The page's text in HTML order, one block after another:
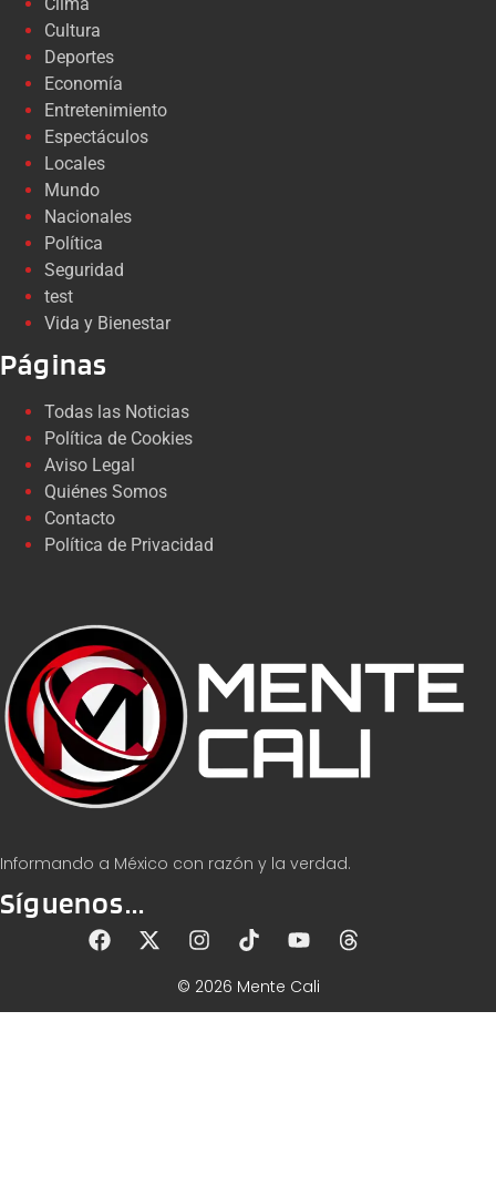
Informando a México con razón y la verdad.
Síguenos...
Clima
Cultura
Deportes
Economía
Entretenimiento
Espectáculos
Locales
Mundo
Nacionales
Política
Seguridad
test
Vida y Bienestar
Páginas
Todas las Noticias
Política de Cookies
Aviso Legal
Quiénes Somos
Contacto
Política de Privacidad
© 2026 Mente Cali